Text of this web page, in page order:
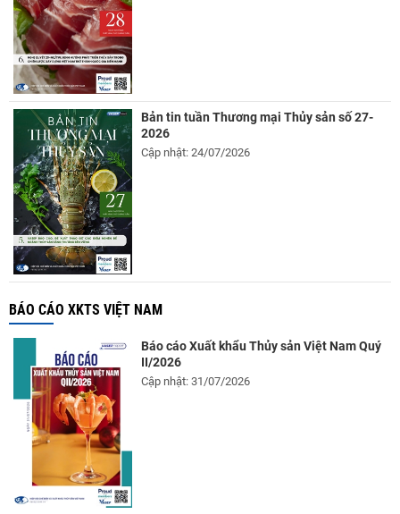
Bản tin tuần Thương mại Thủy sản số 27-
2026
Cập nhật: 24/07/2026
BÁO CÁO XKTS VIỆT NAM
Báo cáo Xuất khẩu Thủy sản Việt Nam Quý
II/2026
Cập nhật: 31/07/2026